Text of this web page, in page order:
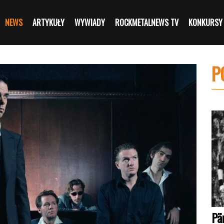
NEWS ARTYKUŁY WYWIADY ROCKMETALNEWS TV KONKURSY